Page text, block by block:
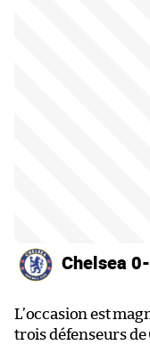
Chelsea
L’occasion est
trois défenseurs de